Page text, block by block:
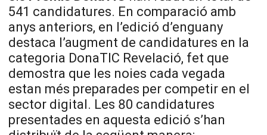
541 candidatures. En comparació amb
anys anteriors, en l’edició d’enguany
destaca l’augment de candidatures en la
categoria DonaTIC Revelació, fet que
demostra que les noies cada vegada
estan més preparades per competir en el
sector digital. Les 80 candidatures
presentades en aquesta edició s’han